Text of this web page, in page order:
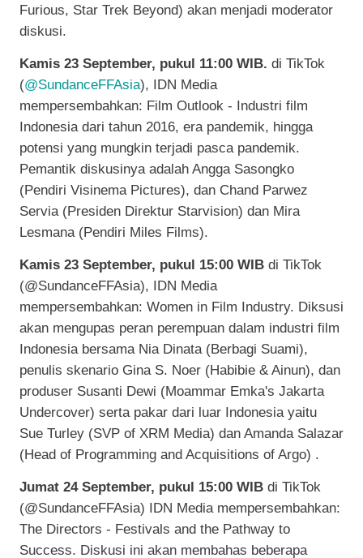
Furious, Star Trek Beyond) akan menjadi moderator
diskusi.
Kamis 23 September, pukul 11:00 WIB. di TikTok
(@SundanceFFAsia), IDN Media
mempersembahkan: Film Outlook - Industri film
Indonesia dari tahun 2016, era pandemik, hingga
potensi yang mungkin terjadi pasca pandemik.
Pemantik diskusinya adalah Angga Sasongko
(Pendiri Visinema Pictures), dan Chand Parwez
Servia (Presiden Direktur Starvision) dan Mira
Lesmana (Pendiri Miles Films).
Kamis 23 September, pukul 15:00 WIB di TikTok
(@SundanceFFAsia), IDN Media
mempersembahkan: Women in Film Industry. Diksusi
akan mengupas peran perempuan dalam industri film
Indonesia bersama Nia Dinata (Berbagi Suami),
penulis skenario Gina S. Noer (Habibie & Ainun), dan
produser Susanti Dewi (Moammar Emka's Jakarta
Undercover) serta pakar dari luar Indonesia yaitu
Sue Turley (SVP of XRM Media) dan Amanda Salazar
(Head of Programming and Acquisitions of Argo) .
Jumat 24 September, pukul 15:00 WIB di TikTok
(@SundanceFFAsia) IDN Media mempersembahkan:
The Directors - Festivals and the Pathway to
Success. Diskusi ini akan membahas beberapa